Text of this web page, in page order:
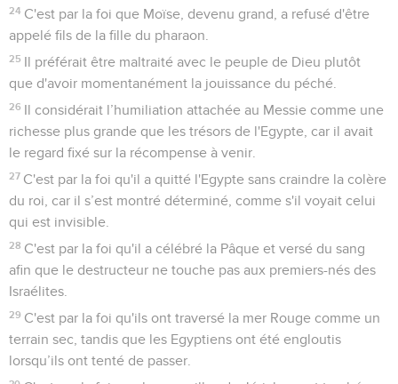
24 C'est par la foi que Moïse, devenu grand, a refusé d'être
appelé fils de la fille du pharaon.
25 Il préférait être maltraité avec le peuple de Dieu plutôt
que d'avoir momentanément la jouissance du péché.
26 Il considérait l’humiliation attachée au Messie comme une
richesse plus grande que les trésors de l'Egypte, car il avait
le regard fixé sur la récompense à venir.
27 C'est par la foi qu'il a quitté l'Egypte sans craindre la colère
du roi, car il s’est montré déterminé, comme s'il voyait celui
qui est invisible.
28 C'est par la foi qu'il a célébré la Pâque et versé du sang
afin que le destructeur ne touche pas aux premiers-nés des
Israélites.
29 C'est par la foi qu'ils ont traversé la mer Rouge comme un
terrain sec, tandis que les Egyptiens ont été engloutis
lorsqu’ils ont tenté de passer.